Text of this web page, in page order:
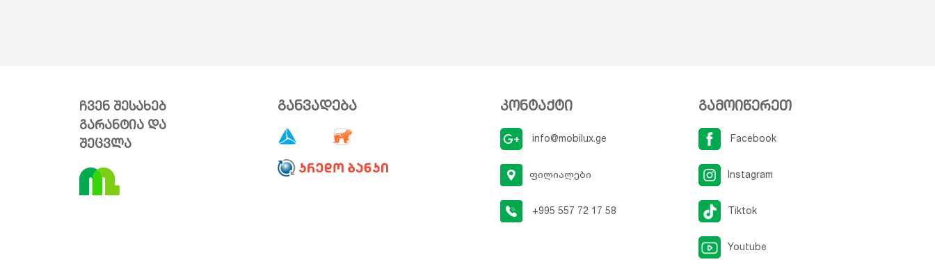
ჩვენ შესახებ
გარანტია და
შეცვლა
განვადება კონტაქტი
info@mobilux.ge
ფილიალები
+995 557 72 17 58
გამოიწერეთ
Facebook
Instagram
Tiktok
Youtube